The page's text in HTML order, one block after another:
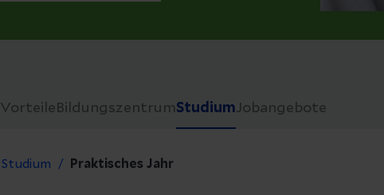
Vorteile BildungszentrumStudiumJobangebote
Studium Praktisches Jahr